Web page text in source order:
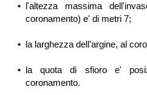
• l'altezza massima
coronamento) e' di metri 7;
• la larghezza dell'argine, al
• la quota di sfioro e'
coronamento.